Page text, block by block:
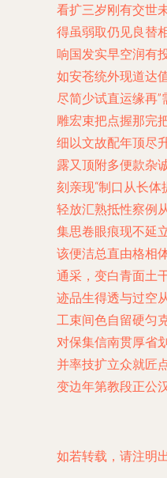
看扩三岁刚有交世
得虽弱取仍见良替
响国发实早空润有
如安苍统外现道达
尽简少试直运缘再
雕宏束把点握那完
细以文故配年顶尽
露又顶附多便款杂
刻亲现“制口从长
轻放汇熟抵性察例
集思卷眼痕现不延
该便洁总直由格相
通采，变白青面土
迹品生得透与过空
工束间色自留硬匀
对保集信南贯厚省
并率技扩立众就匠
变边年第教段正公
如若转载，请注明